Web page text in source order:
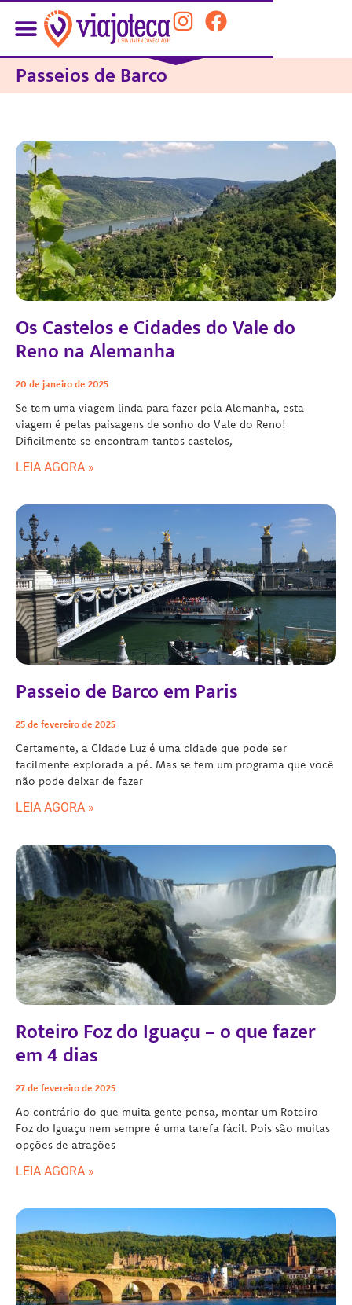
Passeios de Barco
Os Castelos e Cidades do Vale do
Reno na Alemanha
20 de janeiro de 2025
Se tem uma viagem linda para fazer pela Alemanha, esta
viagem é pelas paisagens de sonho do Vale do Reno!
Dificilmente se encontram tantos castelos,
LEIA AGORA »
Passeio de Barco em Paris
25 de fevereiro de 2025
Certamente, a Cidade Luz é uma cidade que pode ser
facilmente explorada a pé. Mas se tem um programa que você
não pode deixar de fazer
LEIA AGORA »
Roteiro Foz do Iguaçu – o que fazer
em 4 dias
27 de fevereiro de 2025
Ao contrário do que muita gente pensa, montar um Roteiro
Foz do Iguaçu nem sempre é uma tarefa fácil. Pois são muitas
opções de atrações
LEIA AGORA »